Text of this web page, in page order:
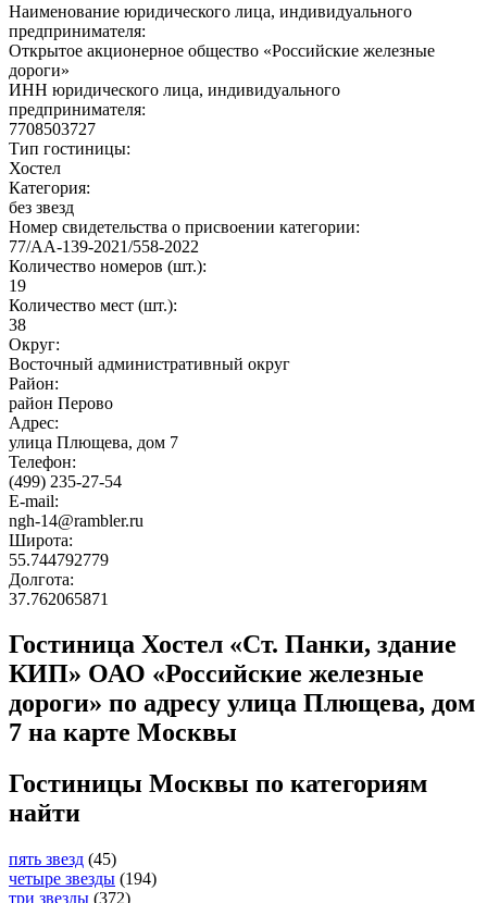
Наименование юридического лица, индивидуального
предпринимателя:
Открытое акционерное общество «Российские железные
дороги»
ИНН юридического лица, индивидуального
предпринимателя:
7708503727
Тип гостиницы:
Хостел
Категория:
без звезд
Номер свидетельства о присвоении категории:
77/АА-139-2021/558-2022
Количество номеров (шт.):
19
Количество мест (шт.):
38
Округ:
Восточный административный округ
Район:
район Перово
Адрес:
улица Плющева, дом 7
Телефон:
(499) 235-27-54
E-mail:
ngh-14@rambler.ru
Широта:
55.744792779
Долгота:
37.762065871
Гостиница Хостел «Ст. Панки, здание
КИП» ОАО «Российские железные
дороги» по адресу улица Плющева, дом
7 на карте Москвы
Гостиницы Москвы по категориям
найти
пять звезд (45)
четыре звезды (194)
три звезды (372)